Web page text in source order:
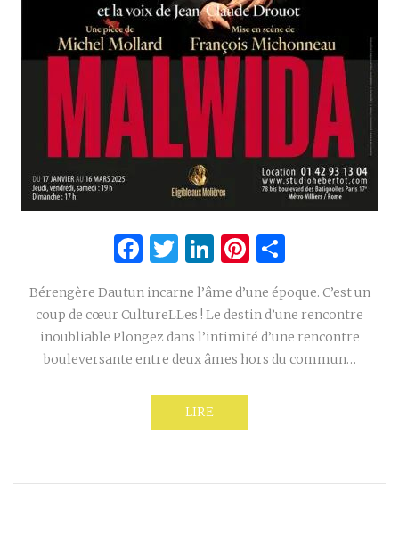
Facebook
Twitter
LinkedIn
Pinterest
Bérengère Dautun incarne l’âme d’une époque. C’est un
coup de cœur CultureLLes ! Le destin d’une rencontre
inoubliable Plongez dans l’intimité d’une rencontre
bouleversante entre deux âmes hors du commun…
LIRE